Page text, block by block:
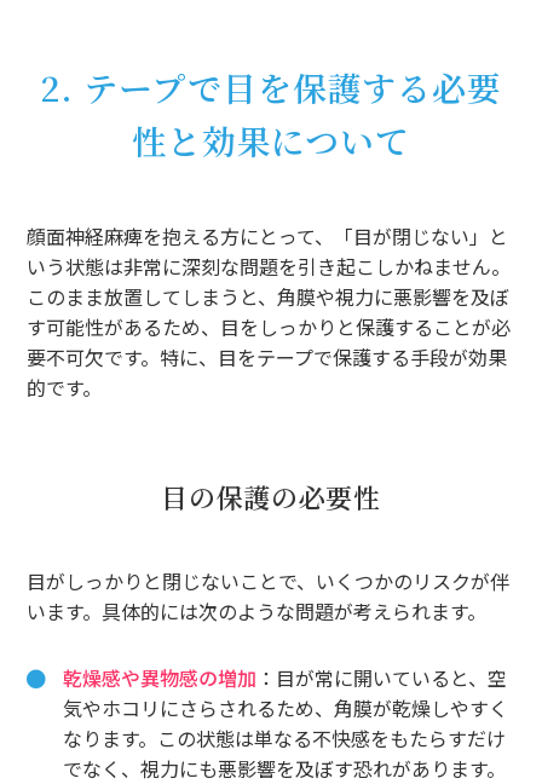
2. テープで目を保護する必要
性と効果について
顔面神経麻痺を抱える方にとって、「目が閉じない」と
いう状態は非常に深刻な問題を引き起こしかねません。
このまま放置してしまうと、角膜や視力に悪影響を及ぼ
す可能性があるため、目をしっかりと保護することが必
要不可欠です。特に、目をテープで保護する手段が効果
的です。
目の保護の必要性
目がしっかりと閉じないことで、いくつかのリスクが伴
います。具体的には次のような問題が考えられます。
乾燥感や異物感の増加 ：目が常に開いていると、空
気やホコリにさらされるため、角膜が乾燥しやすく
なります。この状態は単なる不快感をもたらすだけ
でなく、視力にも悪影響を及ぼす恐れがあります。